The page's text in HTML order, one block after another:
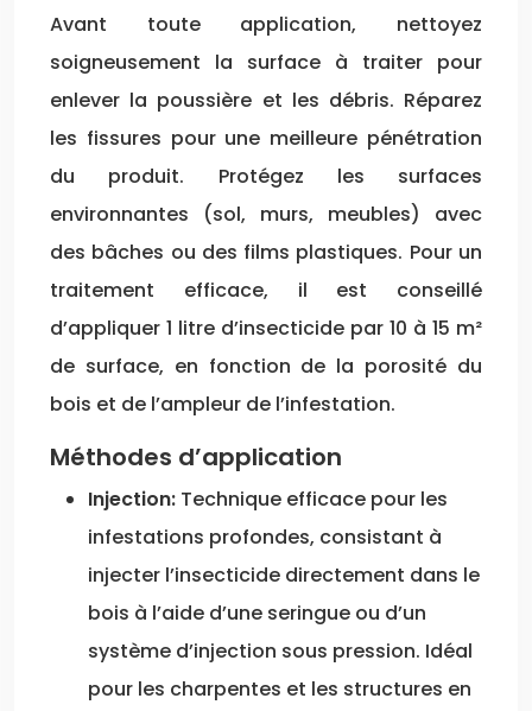
Avant toute application, nettoyez
soigneusement la surface à traiter pour
enlever la poussière et les débris. Réparez
les fissures pour une meilleure pénétration
du produit. Protégez les surfaces
environnantes (sol, murs, meubles) avec
des bâches ou des films plastiques. Pour un
traitement efficace, il est conseillé
d’appliquer 1 litre d’insecticide par 10 à 15 m²
de surface, en fonction de la porosité du
bois et de l’ampleur de l’infestation.
Méthodes d’application
Injection: Technique efficace pour les
infestations profondes, consistant à
injecter l’insecticide directement dans le
bois à l’aide d’une seringue ou d’un
système d’injection sous pression. Idéal
pour les charpentes et les structures en